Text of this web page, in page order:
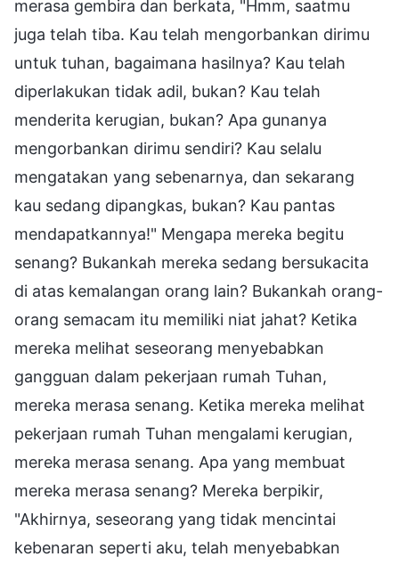
merasa gembira dan berkata, "Hmm, saatmu
juga telah tiba. Kau telah mengorbankan dirimu
untuk tuhan, bagaimana hasilnya? Kau telah
diperlakukan tidak adil, bukan? Kau telah
menderita kerugian, bukan? Apa gunanya
mengorbankan dirimu sendiri? Kau selalu
mengatakan yang sebenarnya, dan sekarang
kau sedang dipangkas, bukan? Kau pantas
mendapatkannya!" Mengapa mereka begitu
senang? Bukankah mereka sedang bersukacita
di atas kemalangan orang lain? Bukankah orang-
orang semacam itu memiliki niat jahat? Ketika
mereka melihat seseorang menyebabkan
gangguan dalam pekerjaan rumah Tuhan,
mereka merasa senang. Ketika mereka melihat
pekerjaan rumah Tuhan mengalami kerugian,
mereka merasa senang. Apa yang membuat
mereka merasa senang? Mereka berpikir,
"Akhirnya, seseorang yang tidak mencintai
kebenaran seperti aku, telah menyebabkan